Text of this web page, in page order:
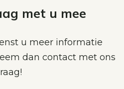
met u mee
u meer informatie
dan contact met ons